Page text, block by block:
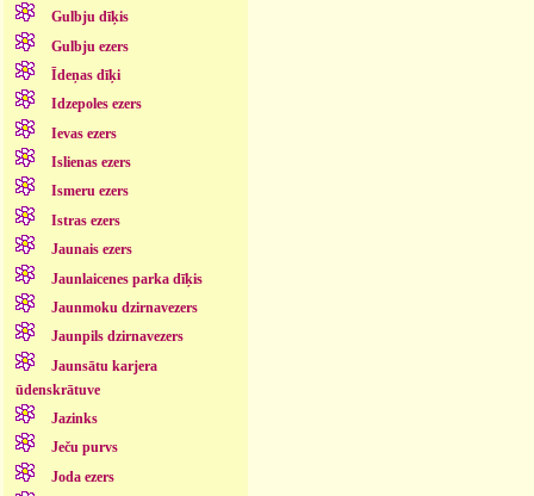
Gulbju dīķis
Gulbju ezers
Īdeņas dīķi
Idzepoles ezers
Ievas ezers
Islienas ezers
Ismeru ezers
Istras ezers
Jaunais ezers
Jaunlaicenes parka dīķis
Jaunmoku dzirnavezers
Jaunpils dzirnavezers
Jaunsātu karjera
ūdenskrātuve
Jazinks
Ječu purvs
Joda ezers